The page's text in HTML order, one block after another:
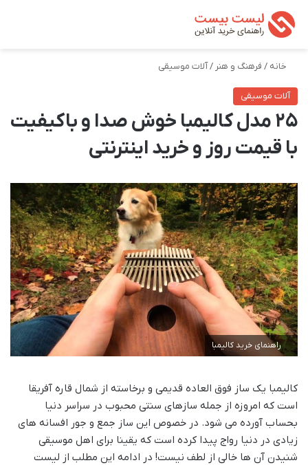
خانه / فرهنگ و هنر /آلات موسیقی
آلات موسیقی
25 مدل کالیمبا خوش صدا و باکیفیت
با قیمت روز و خرید اینترنتی
راهنمای خرید کالیمبا
کالیمبا یک ساز فوق العاده قدیمی و برخاسته از شمال قاره آفریقا
است که امروزه از جمله سازهای سنتی محبوب در سراسر دنیا
بحساب آورده می شود. در خصوص این ساز جمع و جور افسانه های
زیادی در دنیا رواج پیدا کرده است که یقینا برای اهل موسیقی
شنیدن آن ها خالی از لطف نیست! در ادامه این مطلب از لیست